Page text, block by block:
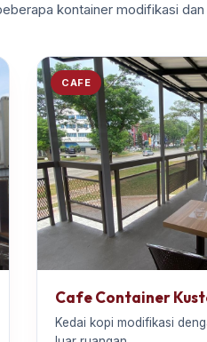
kontainer modifikasi
CAFE
Cafe Container
Kedai kopi modifikasi